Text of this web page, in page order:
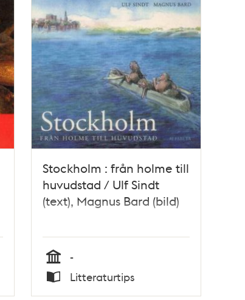
Stockholm : från holme till
huvudstad / Ulf Sindt
(text), Magnus Bard (bild)
Tid
-
Typ
Litteraturtips